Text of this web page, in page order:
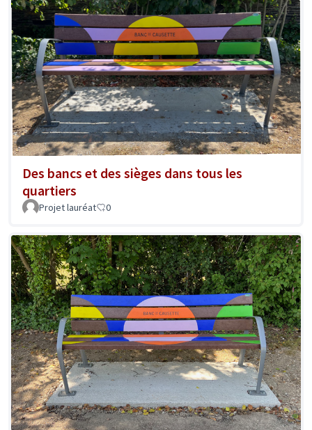
Des bancs et des sièges dans tous les
quartiers
Projet lauréat 0